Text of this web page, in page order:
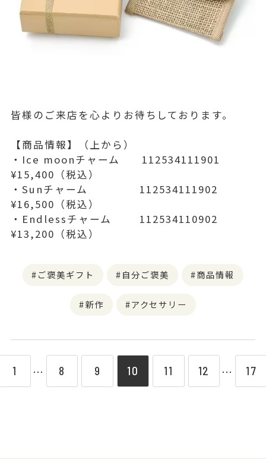
皆様のご来店を心よりお待ちしております。
【商品情報】（上から）
・Ice moonチャーム 112534111901
¥15,400（税込）
・Sunチャーム 112534111902
¥16,500（税込）
・Endlessチャーム 112534110902
¥13,200（税込）
ご褒美ギフト 自分ご褒美 商品情報
新作 アクセサリー
1 ⋯ 8 9 10 11 12 ⋯ 17